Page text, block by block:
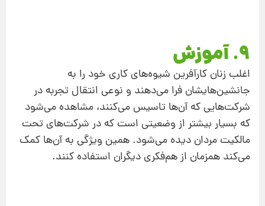
۹. آموزش
اغلب زنان کارآفرین شیوه‌های کاری خود را به
جانشین‌هایشان فرا می‌دهند و نوعی انتقال تجربه در
شرکت‌هایی که آن‌ها تاسیس می‌کنند، مشاهده می‌شود
که بسیار بیشتر از وضعیتی است که در شرکت‌های تحت
مالکیت مردان دیده می‌شود. همین ویژگی به آن‌ها کمک
می‌کند همزمان از هم‌فکری دیگران استفاده کنند.